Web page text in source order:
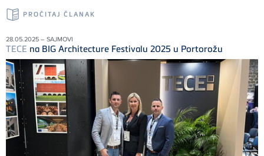
PROČITAJ ČLANAK
28.05.2025 – SAJMOVI
TECE na BIG Architecture Festivalu 2025 u Portorožu